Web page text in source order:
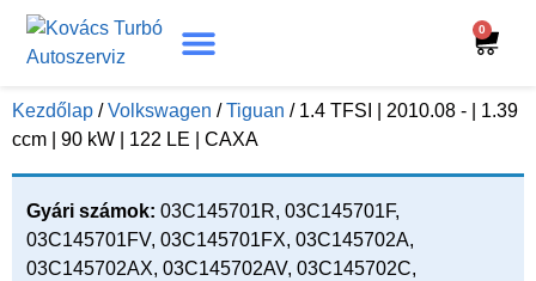
0
Kezdőlap /Volkswagen /Tiguan / 1.4 TFSI | 2010.08 - | 1.39
ccm | 90 kW | 122 LE | CAXA
Gyári számok: 03C145701R, 03C145701F,
03C145701FV, 03C145701FX, 03C145702A,
03C145702AX, 03C145702AV, 03C145702C,